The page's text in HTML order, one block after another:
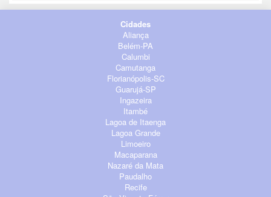
Cidades
Aliança
Belém-PA
Calumbi
Camutanga
Florianópolis-SC
Guarujá-SP
Ingazeira
Itambé
Lagoa de Itaenga
Lagoa Grande
Limoeiro
Macaparana
Nazaré da Mata
Paudalho
Recife